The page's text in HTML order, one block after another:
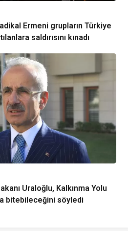
Ermeni grupların Türkiye
saldırısını kınadı
Uraloğlu, Kalkınma Yolu
bitebileceğini söyledi